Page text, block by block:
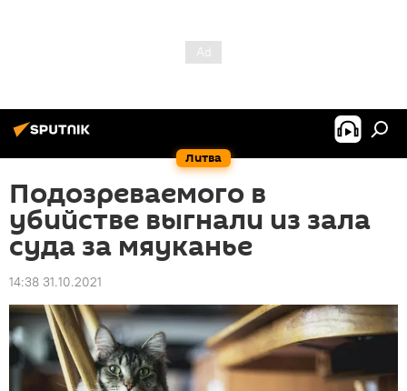
Литва
Подозреваемого в
убийстве выгнали из зала
суда за мяуканье
14:38 31.10.2021